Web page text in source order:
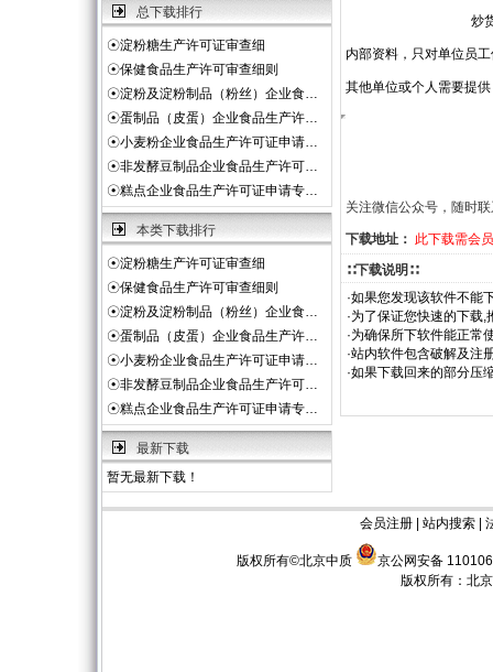
总下载排行
☉淀粉糖生产许可证审查细
☉保健食品生产许可审查细则
☉淀粉及淀粉制品（粉丝）企业食…
☉蛋制品（皮蛋）企业食品生产许…
☉小麦粉企业食品生产许可证申请…
☉非发酵豆制品企业食品生产许可…
☉糕点企业食品生产许可证申请专…
本类下载排行
☉淀粉糖生产许可证审查细
☉保健食品生产许可审查细则
☉淀粉及淀粉制品（粉丝）企业食…
☉蛋制品（皮蛋）企业食品生产许…
☉小麦粉企业食品生产许可证申请…
☉非发酵豆制品企业食品生产许可…
☉糕点企业食品生产许可证申请专…
最新下载
暂无最新下载！
炒
内部资料，只对单位员
其他单位或个人需要提
关注微信公众号，随时
下载地址： 此下载需会
∷下载说明∷
·如果您发现该软件不能
·为了保证您快速的下载,
·为确保所下软件能正常
·站内软件包含破解及注
·如果下载回来的部分压
会员注册| 站内搜索|
版权所有©北京中质
京公网安备
版权所有： 北